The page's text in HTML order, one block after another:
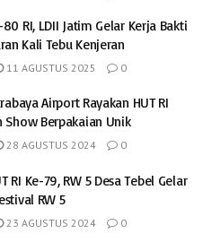
RI, LDII Jatim Gelar Kerja Bakti
Kali Tebu Kenjeran
11 AGUSTUS 2025 0
Airport Rayakan HUT RI
Show Berpakaian Unik
28 AGUSTUS 2024 0
RI Ke-79, RW 5 Desa Tebel Gelar
RW 5
23 AGUSTUS 2024 0